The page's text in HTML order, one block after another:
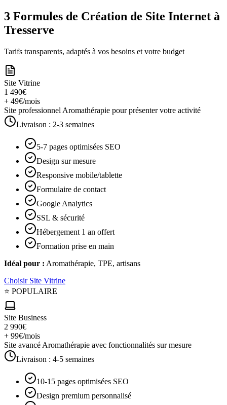
3 Formules de Création de Site Internet à
Tresserve
Tarifs transparents, adaptés à vos besoins et votre budget
Site Vitrine
1 490€
+ 49€/mois
Site professionnel Aromathérapie pour présenter votre activité
Livraison : 2-3 semaines
5-7 pages optimisées SEO
Design sur mesure
Responsive mobile/tablette
Formulaire de contact
Google Analytics
SSL & sécurité
Hébergement 1 an offert
Formation prise en main
Idéal pour : Aromathérapie, TPE, artisans
Choisir Site Vitrine
⭐ POPULAIRE
Site Business
2 990€
+ 99€/mois
Site avancé Aromathérapie avec fonctionnalités sur mesure
Livraison : 4-5 semaines
10-15 pages optimisées SEO
Design premium personnalisé